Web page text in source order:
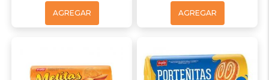
AGREGAR AGREGAR